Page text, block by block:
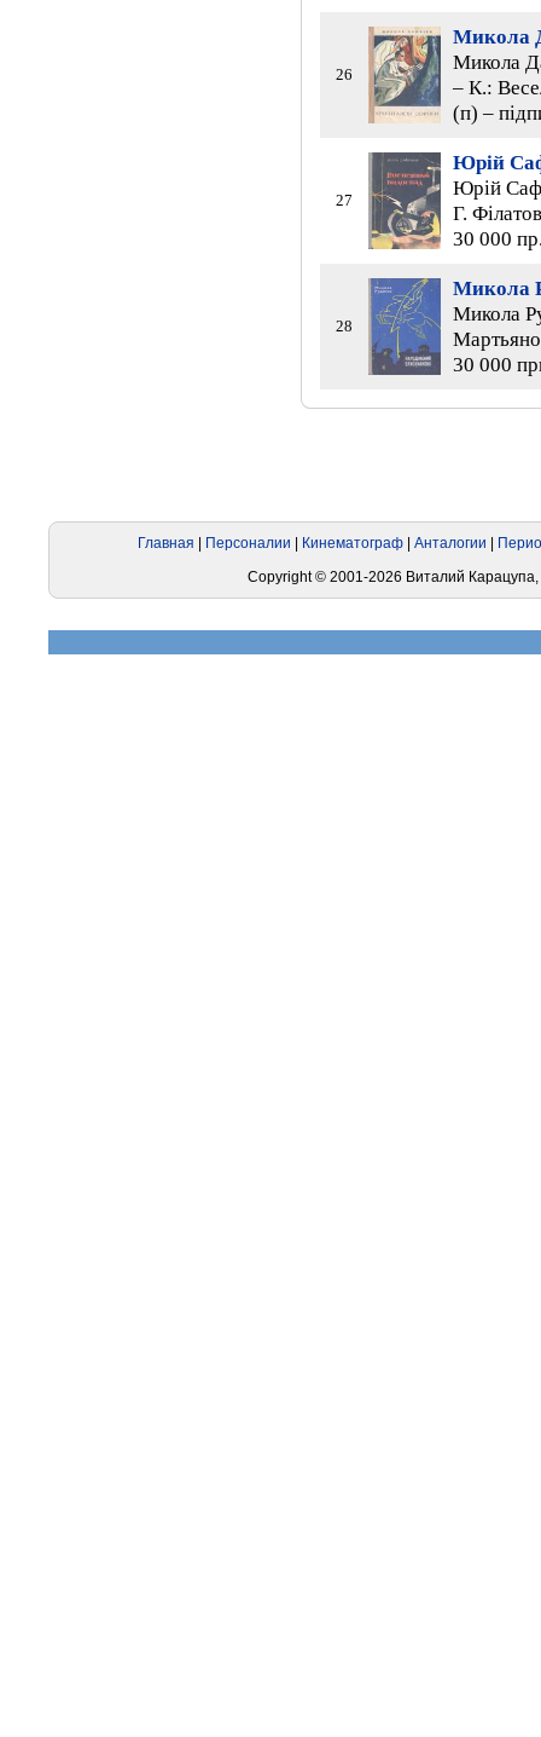
26
Микола
Микола
– К.:
(п) –
27
Юрій
Юрій
Г.
30 000
28
Микола
Микола
30 000